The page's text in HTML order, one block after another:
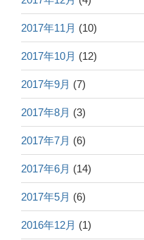
2017年11月 (10)
2017年10月 (12)
2017年9月 (7)
2017年8月 (3)
2017年7月 (6)
2017年6月 (14)
2017年5月 (6)
2016年12月 (1)